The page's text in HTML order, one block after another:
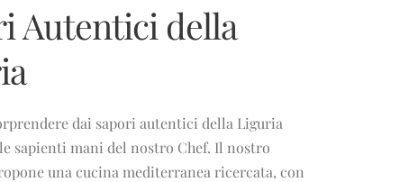
Autentici della
dai sapori autentici della Liguria
sapienti mani del nostro Chef. Il nostro
una cucina mediterranea ricercata, con